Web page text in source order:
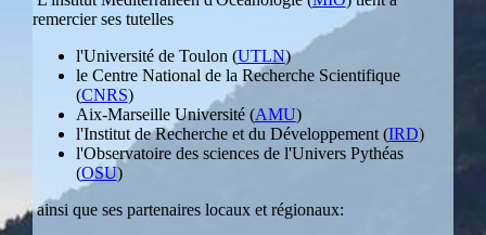
remercier ses tutelles
l'Université de Toulon (UTLN)
le Centre National de la Recherche Scientifique
(CNRS)
Aix-Marseille Université (AMU)
l'Institut de Recherche et du Développement (IRD)
l'Observatoire des sciences de l'Univers Pythéas
(OSU)
ainsi que ses partenaires locaux et régionaux: